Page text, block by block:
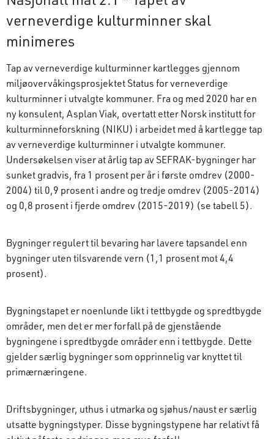
verneverdige kulturminner skal
minimeres
Tap av verneverdige kulturminner kartlegges gjennom
miljøovervåkingsprosjektet Status for verneverdige
kulturminner i utvalgte kommuner. Fra og med 2020 har en
ny konsulent, Asplan Viak, overtatt etter Norsk institutt for
kulturminneforskning (NIKU) i arbeidet med å kartlegge tap
av verneverdige kulturminner i utvalgte kommuner.
Undersøkelsen viser at årlig tap av SEFRAK-bygninger har
sunket gradvis, fra 1 prosent per år i første omdrev (2000-
2004) til 0,9 prosent i andre og tredje omdrev (2005-2014)
og 0,8 prosent i fjerde omdrev (2015-2019) (se tabell 5).
Bygninger regulert til bevaring har lavere tapsandel enn
bygninger uten tilsvarende vern (1,1 prosent mot 4,4
prosent).
Bygningstapet er noenlunde likt i tettbygde og spredtbygde
områder, men det er mer forfall på de gjenstående
bygningene i spredtbygde områder enn i tettbygde. Dette
gjelder særlig bygninger som opprinnelig var knyttet til
primærnæringene.
Driftsbygninger, uthus i utmarka og sjøhus/naust er særlig
utsatte bygningstyper. Disse bygningstypene har relativt få